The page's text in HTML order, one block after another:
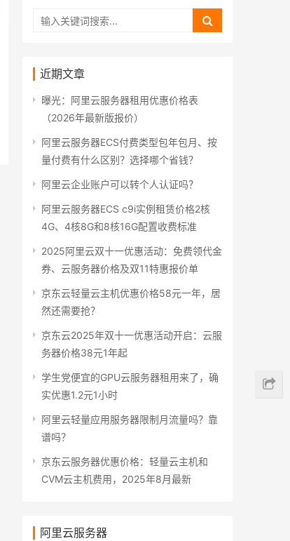
近期文章
曝光：阿里云服务器租用优惠价格表
（2026年最新版报价）
阿里云服务器ECS付费类型包年包月、按
量付费有什么区别？选择哪个省钱？
阿里云企业账户可以转个人认证吗？
阿里云服务器ECS c9i实例租赁价格2核
4G、4核8G和8核16G配置收费标准
2025阿里云双十一优惠活动：免费领代金
券、云服务器价格及双11特惠报价单
京东云轻量云主机优惠价格58元一年，居
然还需要抢？
京东云2025年双十一优惠活动开启：云服
务器价格38元1年起
学生党便宜的GPU云服务器租用来了，确
实优惠1.2元1小时
阿里云轻量应用服务器限制月流量吗？靠
谱吗？
京东云服务器优惠价格：轻量云主机和
CVM云主机费用，2025年8月最新
阿里云服务器